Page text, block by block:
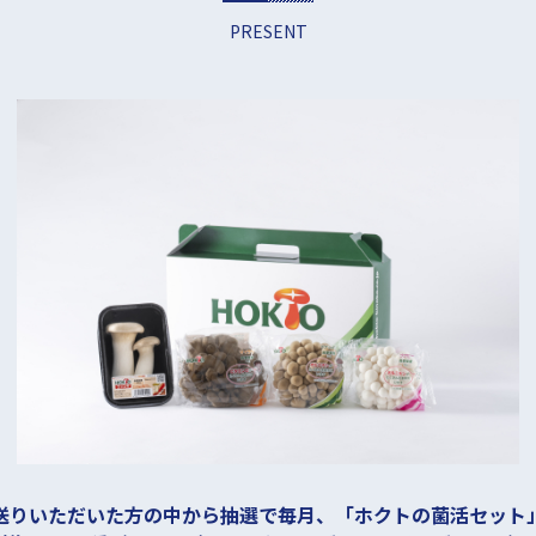
PRESENT
いただいた方の中から抽選で毎月、
「ホクトの菌活セッ